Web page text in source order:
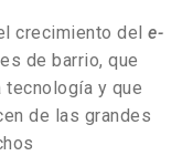
crecimiento del e-
de barrio, que
tecnología y que
de las grandes